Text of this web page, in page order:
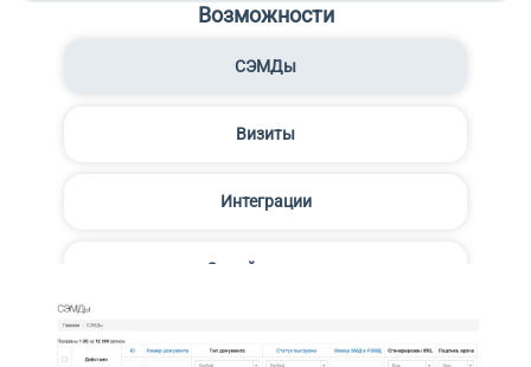
Возможности
СЭМДы
Визиты
Интеграции
Онлайн-запись